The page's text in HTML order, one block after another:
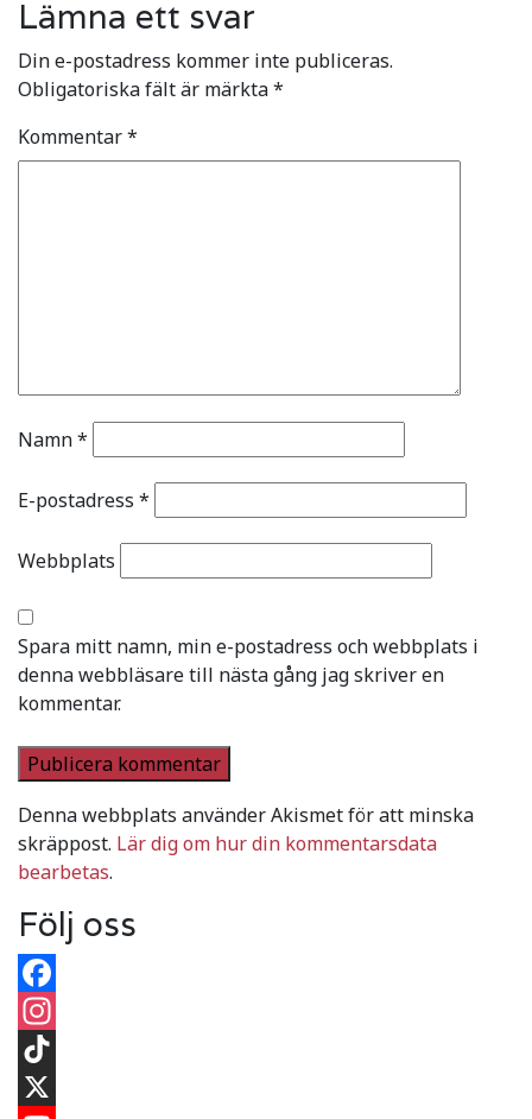
Lämna ett svar
Din e-postadress kommer inte publiceras.
Obligatoriska fält är märkta*
Kommentar*
Namn*
E-postadress *
Webbplats
Spara mitt namn, min e-postadress och webbplats i
denna webbläsare till nästa gång jag skriver en
kommentar.
Denna webbplats använder Akismet för att minska
skräppost. Lär dig om hur din kommentarsdata
bearbetas.
Följ oss
Facebook
Instagram
TikTok